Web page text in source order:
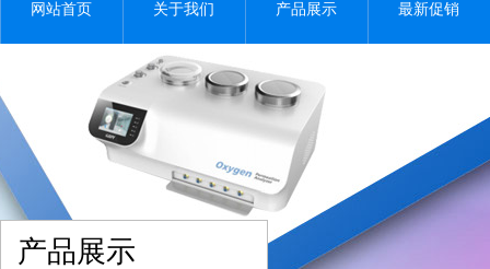
网站首页 关于我们 产品展示 最新促销
产品展示